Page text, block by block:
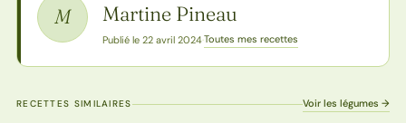
M Martine Pineau
Publié le 22 avril 2024·Toutes mes recettes
RECETTES SIMILAIRES Voir les légumes →